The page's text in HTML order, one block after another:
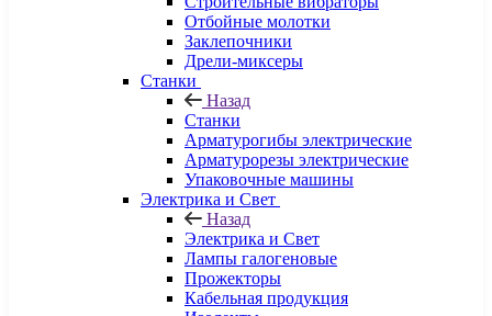
Отбойные молотки
Заклепочники
Дрели-миксеры
Станки
Назад
Станки
Арматурогибы электрические
Арматурорезы электрические
Упаковочные машины
Электрика и Свет
Назад
Электрика и Свет
Лампы галогеновые
Прожекторы
Кабельная продукция